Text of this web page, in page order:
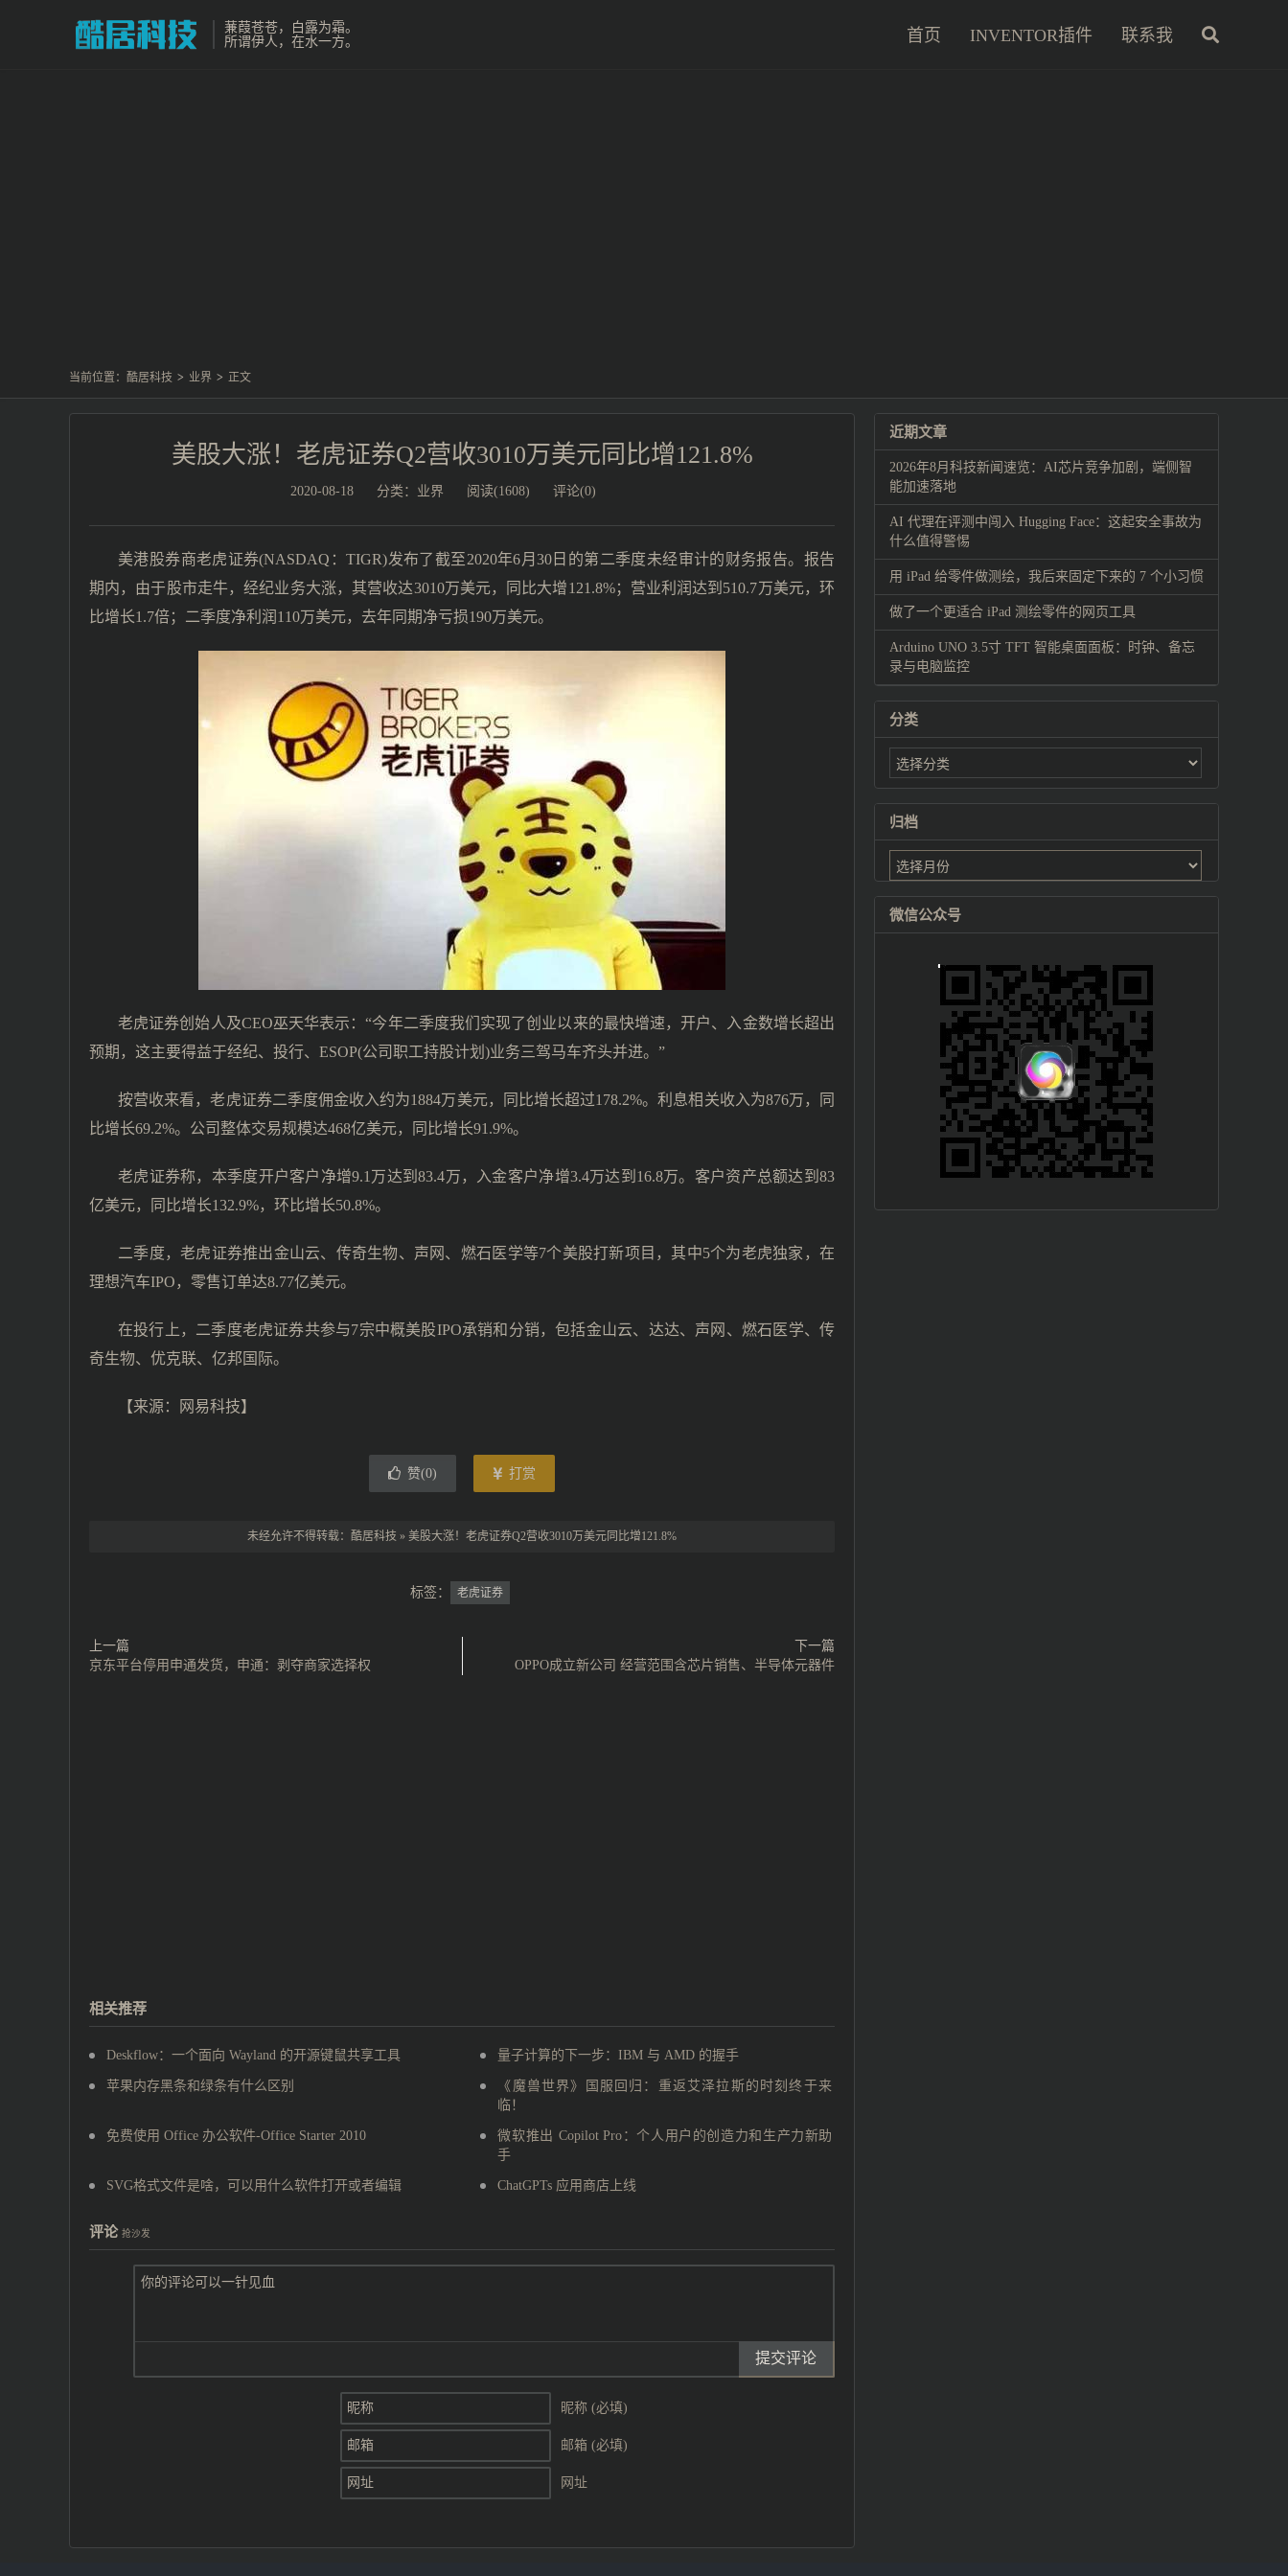
蒹葭苍苍，白露为霜。
所谓伊人，在水一方。
首页 INVENTOR插件 联系我
当前位置： 酷居科技 > 业界 > 正文
美股大涨！老虎证券Q2营收3010万美元同比增121.8%
2020-08-18 分类： 业界 阅读(1608) 评论(0)
美港股券商老虎证券(NASDAQ：TIGR)发布了截至2020年6月30日的第二季度未经审计的财务报告。报告
期内，由于股市走牛，经纪业务大涨，其营收达3010万美元，同比大增121.8%；营业利润达到510.7万美元，环
比增长1.7倍；二季度净利润110万美元，去年同期净亏损190万美元。
老虎证券创始人及CEO巫天华表示：“今年二季度我们实现了创业以来的最快增速，开户、入金数增长超出
预期，这主要得益于经纪、投行、ESOP(公司职工持股计划)业务三驾马车齐头并进。”
按营收来看，老虎证券二季度佣金收入约为1884万美元，同比增长超过178.2%。利息相关收入为876万，同
比增长69.2%。公司整体交易规模达468亿美元，同比增长91.9%。
老虎证券称，本季度开户客户净增9.1万达到83.4万，入金客户净增3.4万达到16.8万。客户资产总额达到83
亿美元，同比增长132.9%，环比增长50.8%。
二季度，老虎证券推出金山云、传奇生物、声网、燃石医学等7个美股打新项目，其中5个为老虎独家，在
理想汽车IPO，零售订单达8.77亿美元。
在投行上，二季度老虎证券共参与7宗中概美股IPO承销和分销，包括金山云、达达、声网、燃石医学、传
奇生物、优克联、亿邦国际。
【来源：网易科技】
赞(0) 打赏
未经允许不得转载： 酷居科技 » 美股大涨！老虎证券Q2营收3010万美元同比增121.8%
标签： 老虎证券
上一篇
京东平台停用申通发货，申通：剥夺商家选择权
下一篇
OPPO成立新公司 经营范围含芯片销售、半导体元器件
相关推荐
Deskflow：一个面向 Wayland 的开源键鼠共享工具 量子计算的下一步：IBM 与 AMD 的握手
苹果内存黑条和绿条有什么区别
《魔兽世界》国服回归：重返艾泽拉斯的时刻终于来
临！
免费使用 Office 办公软件-Office Starter 2010
微软推出 Copilot Pro：个人用户的创造力和生产力新助
手
SVG格式文件是啥，可以用什么软件打开或者编辑 ChatGPTs 应用商店上线
评论 抢沙发
提交评论
昵称 (必填)
邮箱 (必填)
网址
近期文章
2026年8月科技新闻速览：AI芯片竞争加剧，端侧智
能加速落地
AI 代理在评测中闯入 Hugging Face：这起安全事故为
什么值得警惕
用 iPad 给零件做测绘，我后来固定下来的 7 个小习惯
做了一个更适合 iPad 测绘零件的网页工具
Arduino UNO 3.5寸 TFT 智能桌面面板：时钟、备忘
录与电脑监控
分类
归档
微信公众号